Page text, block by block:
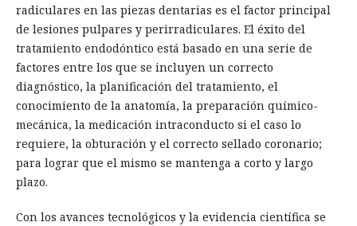
radiculares en las piezas dentarias es el factor principal
de lesiones pulpares y perirradiculares. El éxito del
tratamiento endodóntico está basado en una serie de
factores entre los que se incluyen un correcto
diagnóstico, la planificación del tratamiento, el
conocimiento de la anatomía, la preparación químico-
mecánica, la medicación intraconducto si el caso lo
requiere, la obturación y el correcto sellado coronario;
para lograr que el mismo se mantenga a corto y largo
plazo.
Con los avances tecnológicos y la evidencia científica se